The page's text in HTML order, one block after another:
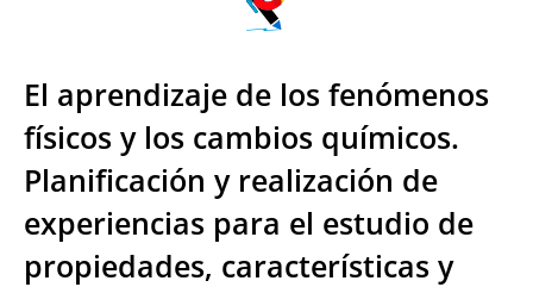
El aprendizaje de los fenómenos
físicos y los cambios químicos.
Planificación y realización de
experiencias para el estudio de
propiedades, características y